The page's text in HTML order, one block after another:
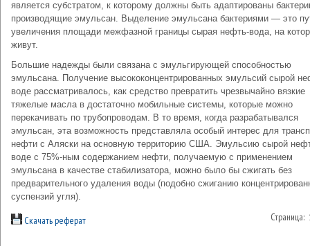
является субстратом, к которому должны быть адаптированы
производящие эмульсан. Выделение эмульсана бактериями — это
увеличения площади межфазной границы сырая нефть-вода, на
живут.
Большие надежды были связана с эмульгирующей способностью
эмульсана. Получение высококонцентрированных эмульсий сырой
воде рассматривалось, как средство превратить чрезвычайно вязкие
тяжелые масла в достаточно мобильные системы, которые можно
перекачивать по трубопроводам. В то время, когда разрабатывался
эмульсан, эта возможность представляла особый интерес для
нефти с Аляски на основную территорию США. Эмульсию сырой
воде с 75%-ным содержанием нефти, получаемую с применением
эмульсана в качестве стабилизатора, можно было бы сжигать без
предварительного удаления воды (подобно сжиганию
суспензий угля).
Скачать реферат